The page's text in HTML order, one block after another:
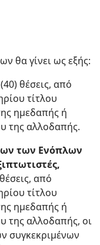
θα γίνει ως εξής:
θέσεις, από
τίτλου
ημεδαπής ή
της αλλοδαπής.
των Ενόπλων
από
τίτλου
ημεδαπής ή
της αλλοδαπής, οι
συγκεκριμένων